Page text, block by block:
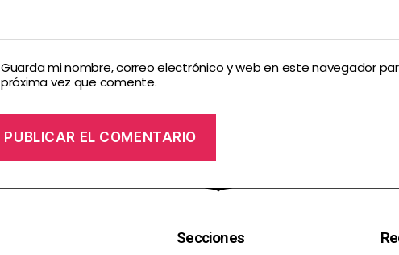
Guarda mi nombre, correo electrónico y web en este navegador
próxima vez que comente.
Secciones